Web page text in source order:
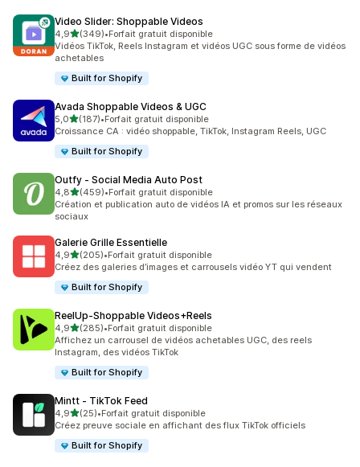
Video Slider: Shoppable Videos
4,9étoile(s) sur 5
(349)
349 avis au total
•Forfait gratuit disponible
Vidéos TikTok, Reels Instagram et vidéos UGC sous forme de vidéos
achetables
Built for Shopify
Avada Shoppable Videos & UGC
5,0étoile(s) sur 5
(187)
187 avis au total
•Forfait gratuit disponible
Croissance CA : vidéo shoppable, TikTok, Instagram Reels, UGC
Built for Shopify
Outfy ‑ Social Media Auto Post
4,8étoile(s) sur 5
(459)
459 avis au total
•Forfait gratuit disponible
Création et publication auto de vidéos IA et promos sur les réseaux
sociaux
Galerie Grille Essentielle
4,9étoile(s) sur 5
(205)
205 avis au total
•Forfait gratuit disponible
Créez des galeries d’images et carrousels vidéo YT qui vendent
Built for Shopify
ReelUp‑Shoppable Videos+Reels
4,9étoile(s) sur 5
(285)
285 avis au total
•Forfait gratuit disponible
Affichez un carrousel de vidéos achetables UGC, des reels
Instagram, des vidéos TikTok
Built for Shopify
Mintt ‑ TikTok Feed
4,9étoile(s) sur 5
(25)
25 avis au total
•Forfait gratuit disponible
Créez preuve sociale en affichant des flux TikTok officiels
Built for Shopify